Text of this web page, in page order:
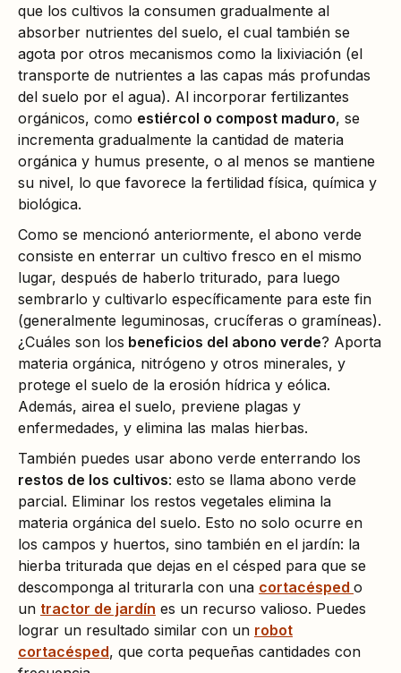
que los cultivos la consumen gradualmente al
absorber nutrientes del suelo, el cual también se
agota por otros mecanismos como la lixiviación (el
transporte de nutrientes a las capas más profundas
del suelo por el agua). Al incorporar fertilizantes
orgánicos, como estiércol o compost maduro, se
incrementa gradualmente la cantidad de materia
orgánica y humus presente, o al menos se mantiene
su nivel, lo que favorece la fertilidad física, química y
biológica.
Como se mencionó anteriormente, el abono verde
consiste en enterrar un cultivo fresco en el mismo
lugar, después de haberlo triturado, para luego
sembrarlo y cultivarlo específicamente para este fin
(generalmente leguminosas, crucíferas o gramíneas).
¿Cuáles son los beneficios del abono verde? Aporta
materia orgánica, nitrógeno y otros minerales, y
protege el suelo de la erosión hídrica y eólica.
Además, airea el suelo, previene plagas y
enfermedades, y elimina las malas hierbas.
También puedes usar abono verde enterrando los
restos de los cultivos: esto se llama abono verde
parcial. Eliminar los restos vegetales elimina la
materia orgánica del suelo. Esto no solo ocurre en
los campos y huertos, sino también en el jardín: la
hierba triturada que dejas en el césped para que se
descomponga al triturarla con una cortacésped o
un tractor de jardín es un recurso valioso. Puedes
lograr un resultado similar con un robot
cortacésped, que corta pequeñas cantidades con